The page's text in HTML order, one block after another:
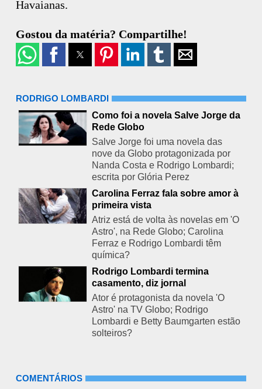
Havaianas.
Gostou da matéria? Compartilhe!
RODRIGO LOMBARDI
Como foi a novela Salve Jorge da
Rede Globo
Salve Jorge foi uma novela das
nove da Globo protagonizada por
Nanda Costa e Rodrigo Lombardi;
escrita por Glória Perez
Carolina Ferraz fala sobre amor à
primeira vista
Atriz está de volta às novelas em 'O
Astro', na Rede Globo; Carolina
Ferraz e Rodrigo Lombardi têm
química?
Rodrigo Lombardi termina
casamento, diz jornal
Ator é protagonista da novela 'O
Astro' na TV Globo; Rodrigo
Lombardi e Betty Baumgarten estão
solteiros?
COMENTÁRIOS